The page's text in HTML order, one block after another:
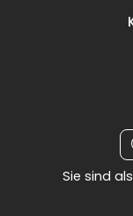
Sie sind